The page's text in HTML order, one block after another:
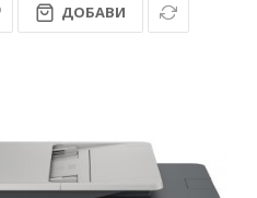
ДОБАВИ